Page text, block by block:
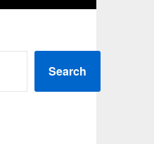
Search